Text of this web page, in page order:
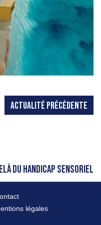
ACTUALITÉ PRÉCÉDENTE
DU HANDICAP SENSORIEL
légales